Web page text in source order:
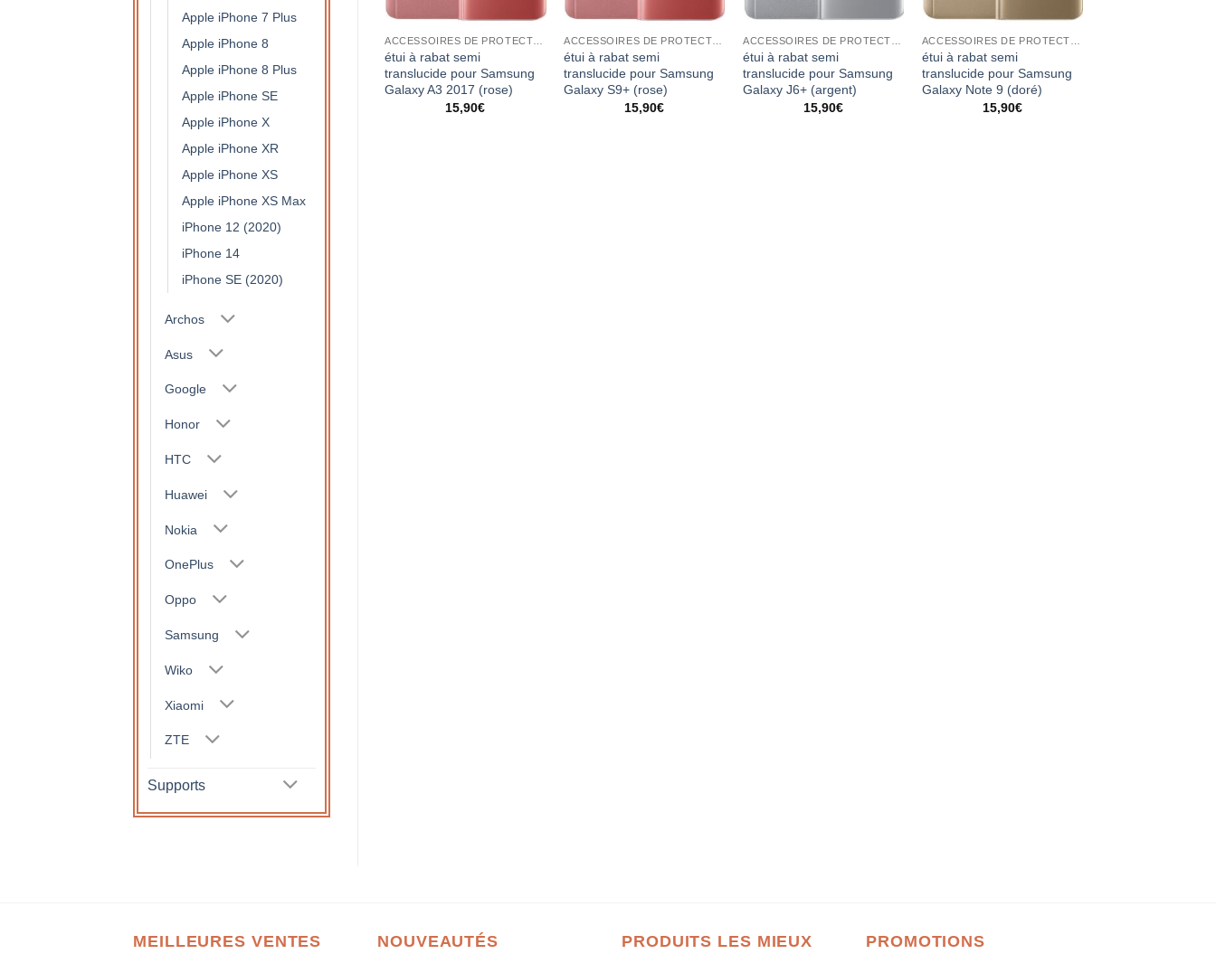
Apple iPhone 7 Plus
Apple iPhone 8
Apple iPhone 8 Plus
Apple iPhone SE
Apple iPhone X
Apple iPhone XR
Apple iPhone XS
Apple iPhone XS Max
iPhone 12 (2020)
iPhone 14
iPhone SE (2020)
Archos
Asus
Google
Honor
HTC
Huawei
Nokia
OnePlus
Oppo
Samsung
Wiko
Xiaomi
ZTE
Supports
étui à rabat semi
translucide pour Samsung
Galaxy A3 2017 (rose)
15,90€
étui à rabat semi
translucide pour Samsung
Galaxy S9+ (rose)
15,90€
étui à rabat semi
translucide pour Samsung
Galaxy J6+ (argent)
15,90€
étui à rabat semi
translucide pour Samsung
Galaxy Note 9 (doré)
15,90€
ACCESSOIRES DE PROTECTION
translucide pour Samsung
Galaxy J6(violet)
MEILLEURES VENTES NOUVEAUTÉS
PRODUITS LES MIEUX
PROMOTIONS